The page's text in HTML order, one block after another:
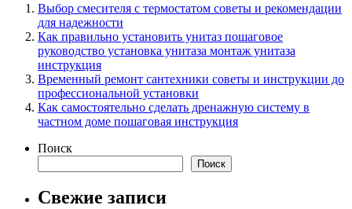
Выбор смесителя с термостатом советы и рекомендации
для надежности
Как правильно установить унитаз пошаговое
руководство установка унитаза монтаж унитаза
инструкция
Временный ремонт сантехники советы и инструкции до
профессиональной установки
Как самостоятельно сделать дренажную систему в
частном доме пошаговая инструкция
Поиск
Поиск
Свежие записи